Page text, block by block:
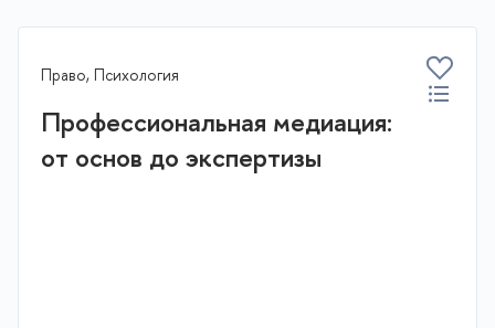
Право, Психология
Профессиональная медиация:
от основ до экспертизы